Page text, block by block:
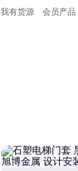
我有货源 会员产品